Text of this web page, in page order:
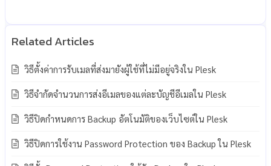
วิธีตั้งค่าการรับเมลที่ส่งมายังผู้ใช้ที่ไม่มีอยู่จริงใน Plesk
วิธีจำกัดจำนวนการส่งอีเมลของแต่ละบัญชีอีเมลใน Plesk
วิธีปิดกำหนดการ Backup อัตโนมัติของเว็บไซต์ใน Plesk
วิธีปิดการใช้งาน Password Protection ของ Backup ใน Plesk